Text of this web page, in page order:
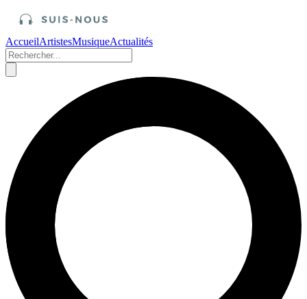
AccueilArtistesMusiqueActualités